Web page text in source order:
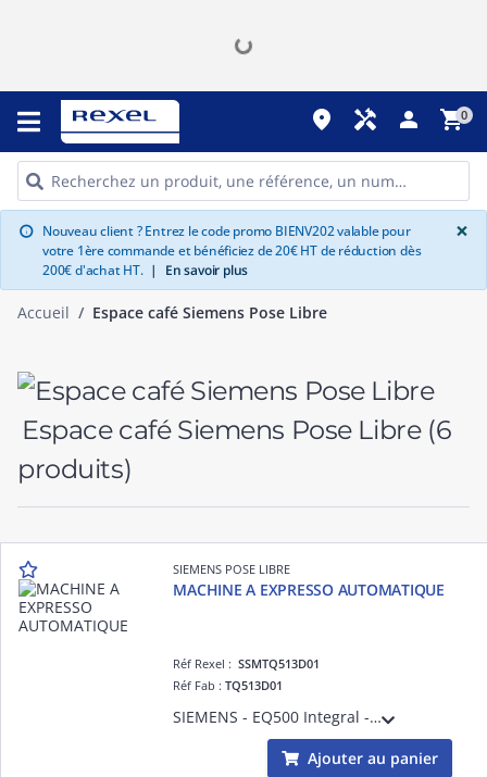
place handyman person shopping_cart0
info Nouveau client ? Entrez le code promo BIENV202 valable pour
votre 1ère commande et bénéficiez de 20€ HT de réduction dès
200€ d'achat HT. | En savoir plus
×
Accueil Espace café Siemens Pose Libre
Espace café Siemens Pose Libre (6
produits)
SIEMENS POSE LIBRE
MACHINE A EXPRESSO AUTOMATIQUE
Réf Rexel :SSMTQ513D01
Réf Fab :TQ513D01
SIEMENS - EQ500 Integral - Variante Allemande - Bandeau coffeeSelect Display sensitif avec ecran TFT - 10 recettes - bac à lait de 0,7L intégré - bac à grains 270g + trappe café moulu - réservoir eau 1,9L - 5 intensités - 3 températures - 6
Ajouter au panier